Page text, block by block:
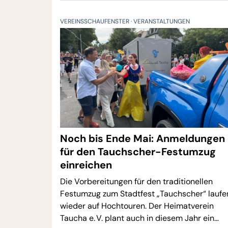
VEREINSSCHAUFENSTER VERANSTALTUNGEN
Noch bis Ende Mai: Anmeldungen
für den Tauchscher-Festumzug
einreichen
Die Vorbereitungen für den traditionellen
Festumzug zum Stadtfest „Tauchscher“
wieder auf Hochtouren. Der Heimatverein
Taucha e. V. plant auch in diesem Jahr ein